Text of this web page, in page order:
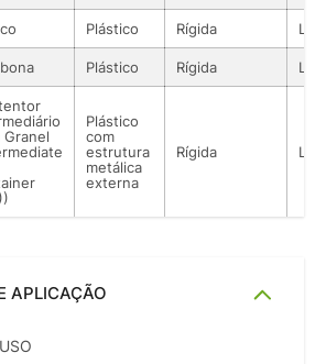
Plástico Rígida
Plástico Rígida
Granel
Plástico
com
estrutura
metálica
externa
Rígida
APLICAÇÃO